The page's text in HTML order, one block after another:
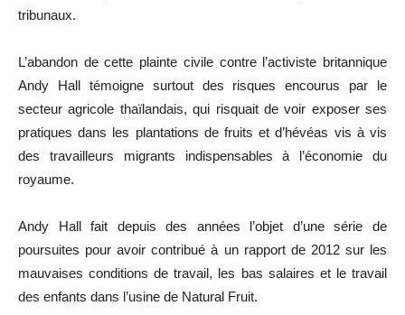
tribunaux.
L’abandon de cette plainte civile contre l’activiste britannique
Andy Hall témoigne surtout des risques encourus par le
secteur agricole thaïlandais, qui risquait de voir exposer ses
pratiques dans les plantations de fruits et d’hévéas vis à vis
des travailleurs migrants indispensables à l’économie du
royaume.
Andy Hall fait depuis des années l’objet d’une série de
poursuites pour avoir contribué à un rapport de 2012 sur les
mauvaises conditions de travail, les bas salaires et le travail
des enfants dans l’usine de Natural Fruit.